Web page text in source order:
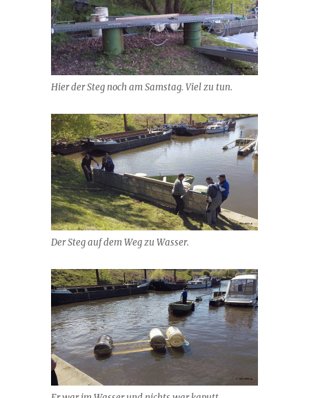
Hier der Steg noch am Samstag. Viel zu tun.
Der Steg auf dem Weg zu Wasser.